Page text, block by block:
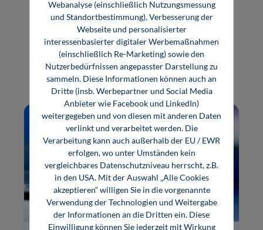
Themen
Webanalyse (einschließlich Nutzungsmessung
und Standortbestimmung), Verbesserung der
Webseite und personalisierter
interessenbasierter digitaler Werbemaßnahmen
(einschließlich Re-Marketing) sowie den
Nutzerbedürfnissen angepasster Darstellung zu
sammeln. Diese Informationen können auch an
Dritte (insb. Werbepartner und Social Media
Anbieter wie Facebook und LinkedIn)
weitergegeben und von diesen mit anderen Daten
verlinkt und verarbeitet werden. Die
Verarbeitung kann auch außerhalb der EU / EWR
erfolgen, wo unter Umständen kein
vergleichbares Datenschutzniveau herrscht, z.B.
in den USA. Mit der Auswahl „Alle Cookies
akzeptieren“ willigen Sie in die vorgenannte
Verwendung der Technologien und Weitergabe
der Informationen an die Dritten ein. Diese
Einwilligung können Sie jederzeit mit Wirkung